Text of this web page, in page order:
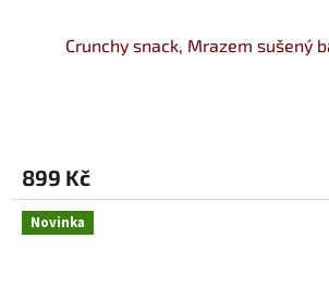
Crunchy snack, Mrazem sušený
899 Kč
Novinka